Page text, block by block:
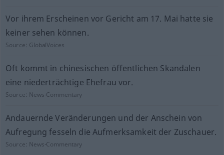
Vor ihrem Erscheinen vor Gericht am 17. Mai hatte sie
keiner sehen können.
Source: GlobalVoices
Oft kommt in chinesischen öffentlichen Skandalen
eine niederträchtige Ehefrau vor.
Source: News-Commentary
Andauernde Veränderungen und der Anschein von
Aufregung fesseln die Aufmerksamkeit der Zuschauer.
Source: News-Commentary